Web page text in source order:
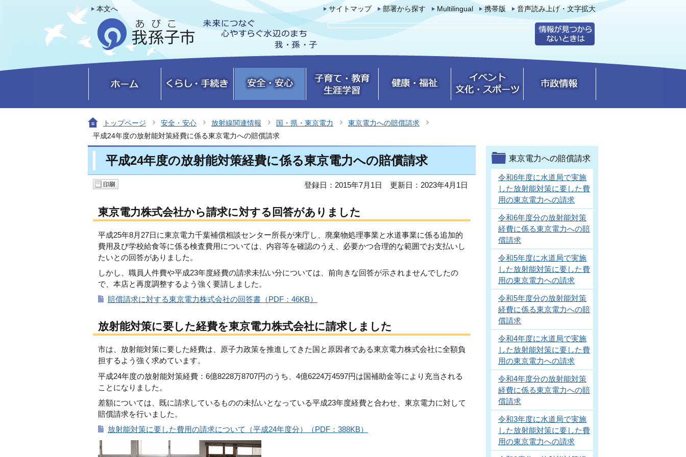
本文へ サイトマップ 部署から探す Multilingual 携帯版 音声読み上げ・文字拡大
トップページ 安全・安心 放射線関連情報 国・県・東京電力
東京電力への賠償請求
平成24年度の放射能対策経費に係る東京電力への賠償請求
平成24年度の放射能対策経費に係る東京電力への賠償請求
登録日：2015年7月1日 更新日：2023年4月1日
東京電力株式会社から請求に対する回答がありました
平成25年8月27日に東京電力千葉補償相談センター所長が来庁し、廃棄物処理事業と水道事業に係る追加的
費用及び学校給食等に係る検査費用については、内容等を確認のうえ、必要かつ合理的な範囲でお支払いし
たいとの回答がありました。
しかし、職員人件費や平成23年度経費の請求未払い分については、前向きな回答が示されませんでしたの
で、本店と再度調整するよう強く要請しました。
賠償請求に対する東京電力株式会社の回答書（PDF：46KB）
放射能対策に要した経費を東京電力株式会社に請求しました
市は、放射能対策に要した経費は、原子力政策を推進してきた国と原因者である東京電力株式会社に全額負
担するよう強く求めています。
平成24年度の放射能対策経費：6億8228万8707円のうち、4億6224万4597円は国補助金等により充当される
ことになりました。
差額については、既に請求しているものの未払いとなっている平成23年度経費と合わせ、東京電力に対して
賠償請求を行いました。
放射能対策に要した費用の請求について（平成24年度分）（PDF：388KB）
東京電力への賠償請求
令和6年度に水道局で実施
した放射能対策に要した費
用の東京電力への請求
令和6年度分の放射能対策
経費に係る東京電力への賠
償請求
令和5年度に水道局で実施
した放射能対策に要した費
用の東京電力への請求
令和5年度分の放射能対策
経費に係る東京電力への賠
償請求
令和4年度に水道局で実施
した放射能対策に要した費
用の東京電力への請求
令和4年度分の放射能対策
経費に係る東京電力への賠
償請求
令和3年度に水道局で実施
した放射能対策に要した費
用の東京電力への請求